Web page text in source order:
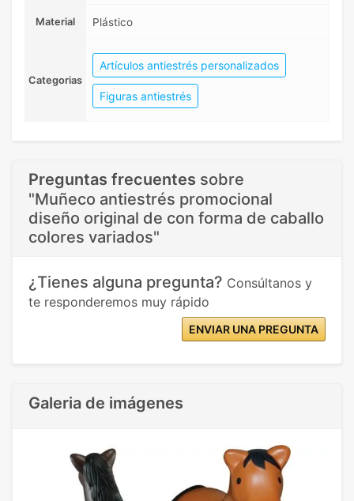
Material Plástico
Categorias
Artículos antiestrés personalizados
Figuras antiestrés
Preguntas frecuentes sobre
"Muñeco antiestrés promocional
diseño original de con forma de caballo
colores variados"
¿Tienes alguna pregunta? Consúltanos y
te responderemos muy rápido
ENVIAR UNA PREGUNTA
Galeria de imágenes